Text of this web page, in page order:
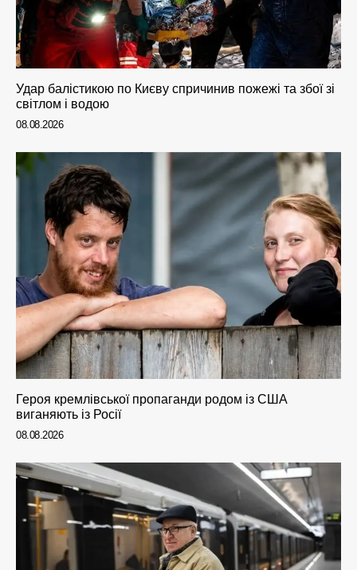
Удар балістикою по Києву спричинив пожежі та збої зі
світлом і водою
08.08.2026
Героя кремлівської пропаганди родом із США
виганяють із Росії
08.08.2026